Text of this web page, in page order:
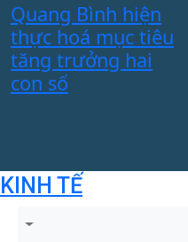
Quang Bình hiện
thực hoá mục tiêu
tăng trưởng hai
con số
KINH TẾ